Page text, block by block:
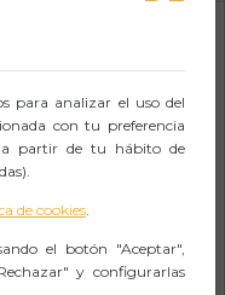
de Segovia
con más
Castilla
para analizar el uso del
con tu preferencia
a partir de tu hábito de
de cookies
el botón "Aceptar",
y configurarlas